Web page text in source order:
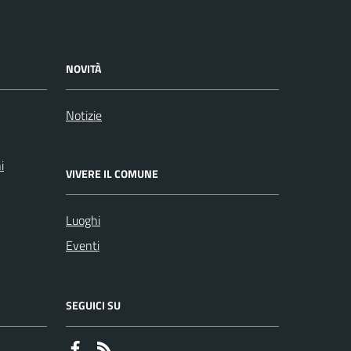
NOVITÀ
Notizie
VIVERE IL COMUNE
Luoghi
Eventi
SEGUICI SU